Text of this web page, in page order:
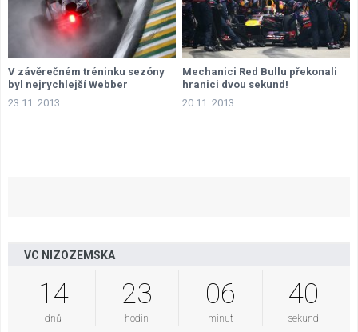
V závěrečném tréninku sezóny
byl nejrychlejší Webber
23.11. 2013
Mechanici Red Bullu překonali
hranici dvou sekund!
20.11. 2013
VC NIZOZEMSKA
14
dnů
23
hodin
06
minut
39
sekund